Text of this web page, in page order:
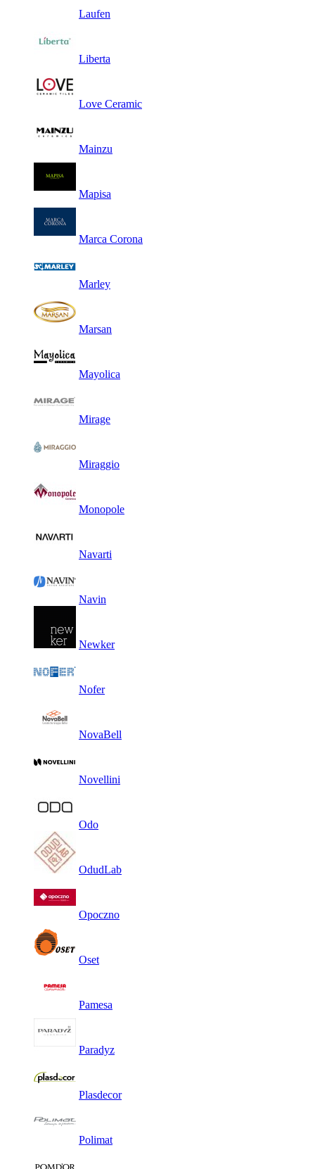
Laufen
Liberta
Love Ceramic
Mainzu
Mapisa
Marca Corona
Marley
Marsan
Mayolica
Mirage
Miraggio
Monopole
Navarti
Navin
Newker
Nofer
NovaBell
Novellini
Odo
OdudLab
Opoczno
Oset
Pamesa
Paradyz
Plasdecor
Polimat